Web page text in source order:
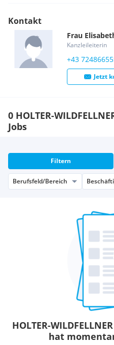
Kontakt
Frau
Kanzleileiterin
+43
Jetzt
0 HOLTER-
Jobs
Filtern
Berufsfeld/Bereich
HOLTER-
hat